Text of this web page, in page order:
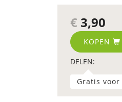
€ 3,90
KOPEN
DELEN:
Gratis voor